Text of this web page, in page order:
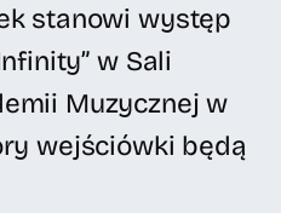
stanowi występ
w Sali
Muzycznej w
wejściówki będą